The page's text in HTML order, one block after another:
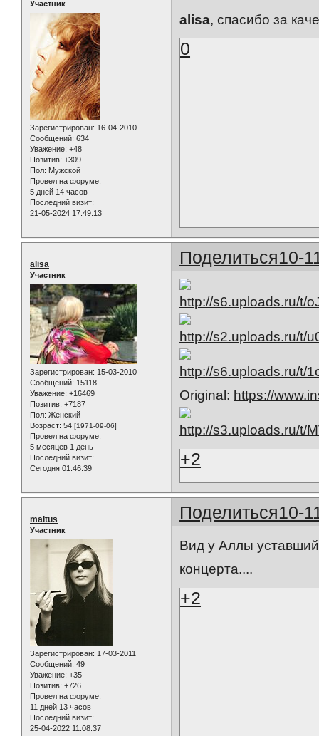
Участник
Зарегистрирован: 16-04-2010
Сообщений: 634
Уважение: +48
Позитив: +309
Пол: Мужской
Провел на форуме:
5 дней 14 часов
Последний визит:
21-05-2024 17:49:13
alisa, спасибо за
0
Поделиться10-
alisa
Участник
Зарегистрирован: 15-03-2010
Сообщений: 15118
Уважение: +16469
Позитив: +7187
Пол: Женский
Возраст: 54 [1971-09-06]
Провел на форуме:
5 месяцев 1 день
Последний визит:
Сегодня 01:46:39
Original: https://
+2
Поделиться10-
maltus
Участник
Зарегистрирован: 17-03-2011
Сообщений: 49
Уважение: +35
Позитив: +726
Провел на форуме:
11 дней 13 часов
Последний визит:
25-04-2022 11:08:37
Вид у Аллы
концерта....
+2